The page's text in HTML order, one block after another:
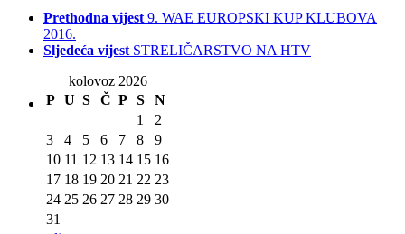
Prethodna vijest 9. WAE EUROPSKI KUP KLUBOVA
2016.
Sljedeća vijest STRELIČARSTVO NA HTV
kolovoz 2026
P U S Č P S
N
1
2
3
4 5 6 7 8
9
10 11 12 13 14 15 16
17 18 19 20 21 22 23
24 25 26 27 28 29 30
31